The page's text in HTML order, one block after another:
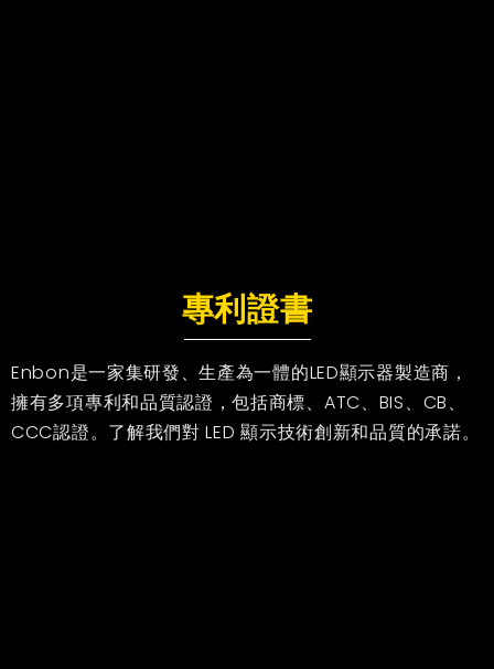
專利證書
Enbon是一家集研發、生產為一體的LED顯示器製造商，
擁有多項專利和品質認證，包括商標、ATC、BIS、CB、
CCC認證。了解我們對 LED 顯示技術創新和品質的承諾。